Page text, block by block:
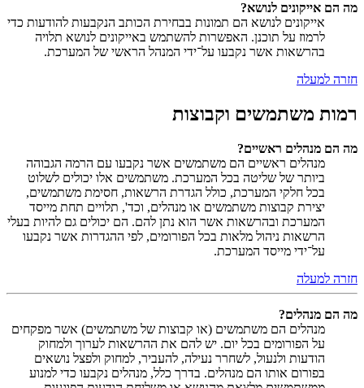
מה הם אייקונים לנושא?
אייקונים לנושא הם תמונות בבחירת הכותב הנקבעות להודעות כדי
לרמוז על תוכנן. האפשרות להשתמש באייקונים לנושא תלויה
בהרשאות אשר נקבעו על־ידי המנהל הראשי של המערכת.
חזרה למעלה
רמות משתמשים וקבוצות
מה הם מנהלים ראשיים?
מנהלים ראשיים הם משתמשים אשר נקבעו עם הרמה הגבוהה
ביותר של שליטה בכל המערכת. משתמשים אלו יכולים לשלוט
בכל חלקי המערכת, כולל הגדרת הרשאות, חסימת משתמשים,
יצירת קבוצות משתמשים או מנהלים, וכד', תלויים תחת מייסד
המערכת ובהרשאות אשר הוא נתן להם. הם יכולים גם להיות בעלי
הרשאות ניהול מלאות בכל הפורומים, לפי ההגדרות אשר נקבעו
על־ידי מייסד המערכת.
חזרה למעלה
מה הם מנהלים?
מנהלים הם משתמשים (או קבוצות של משתמשים) אשר מפקחים
על הפורומים בכל יום. יש להם את ההרשאות לערוך ולמחוק
הודעות ולנעול, לשחרר נעילה, להעביר, למחוק ולפצל נושאים
בפורום אותו הם מנהלים. בדרך כלל, מנהלים נקבעו כדי למנוע